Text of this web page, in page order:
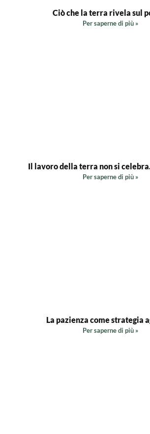
Ciò che la terra rivela sul
Per saperne di più »
Il lavoro della terra non si
Per saperne di più »
La pazienza come strategia
Per saperne di più »